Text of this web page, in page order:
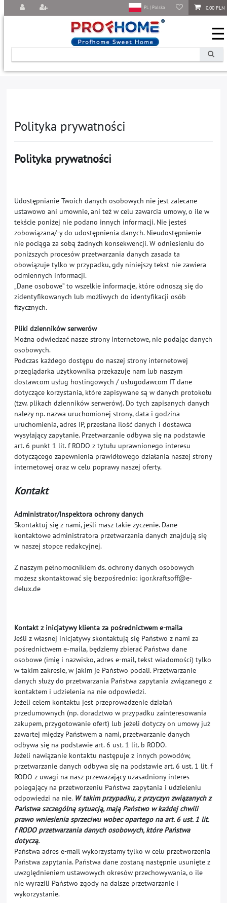
0,00 PLN
PL | Polska
☰
Polityka ­prywatności
Polityka prywatności
Udostępnianie Twoich danych osobowych nie jest zalecane
ustawowo ani umownie, ani też w celu zawarcia umowy, o ile w
tekście poniżej nie podano innych informacji. Nie jesteś
zobowiązana/-y do udostępnienia danych. Nieudostępnienie
nie pociąga za sobą żadnych konsekwencji. W odniesieniu do
poniższych procesów przetwarzania danych zasada ta
obowiązuje tylko w przypadku, gdy niniejszy tekst nie zawiera
odmiennych informacji.
„Dane osobowe” to wszelkie informacje, które odnoszą się do
zidentyfikowanych lub możliwych do identyfikacji osób
fizycznych.
Pliki dzienników serwerów
Można odwiedzać nasze strony internetowe, nie podając danych
osobowych.
Podczas każdego dostępu do naszej strony internetowej
przeglądarka użytkownika przekazuje nam lub naszym
dostawcom usług hostingowych / usługodawcom IT dane
dotyczące korzystania, które zapisywane są w danych protokołu
(tzw. plikach dzienników serwerów). Do tych zapisanych danych
należy np. nazwa uruchomionej strony, data i godzina
uruchomienia, adres IP, przesłana ilość danych i dostawca
wysyłający zapytanie. Przetwarzanie odbywa się na podstawie
art. 6 punkt 1 lit. f RODO z tytułu uprawnionego interesu
dotyczącego zapewnienia prawidłowego działania naszej strony
internetowej oraz w celu poprawy naszej oferty.
Kontakt
Administrator/Inspektora ochrony danych
Skontaktuj się z nami, jeśli masz takie życzenie. Dane
kontaktowe administratora przetwarzania danych znajdują się
w naszej stopce redakcyjnej.
Z naszym pełnomocnikiem ds. ochrony danych osobowych
możesz skontaktować się bezpośrednio: igor.kraftsoff@e-
delux.de
Kontakt z inicjatywy klienta za pośrednictwem e-maila
Jeśli z własnej inicjatywy skontaktują się Państwo z nami za
pośrednictwem e-maila, będziemy zbierać Państwa dane
osobowe (imię i nazwisko, adres e-mail, tekst wiadomości) tylko
w takim zakresie, w jakim je Państwo podali. Przetwarzanie
danych służy do przetwarzania Państwa zapytania związanego z
kontaktem i udzielenia na nie odpowiedzi.
Jeżeli celem kontaktu jest przeprowadzenie działań
przedumownych (np. doradztwo w przypadku zainteresowania
zakupem, przygotowanie ofert) lub jeżeli dotyczy on umowy już
zawartej między Państwem a nami, przetwarzanie danych
odbywa się na podstawie art. 6 ust. 1 lit. b RODO.
Jeżeli nawiązanie kontaktu następuje z innych powodów,
przetwarzanie danych odbywa się na podstawie art. 6 ust. 1 lit. f
RODO z uwagi na nasz przeważający uzasadniony interes
polegający na przetworzeniu Państwa zapytania i udzieleniu
odpowiedzi na nie. W takim przypadku, z przyczyn związanych z
Państwa szczególną sytuacją, mają Państwo w każdej chwili
prawo wniesienia sprzeciwu wobec opartego na art. 6 ust. 1 lit.
f RODO przetwarzania danych osobowych, które Państwa
dotyczą.
Państwa adres e-mail wykorzystamy tylko w celu przetworzenia
Państwa zapytania. Państwa dane zostaną następnie usunięte z
uwzględnieniem ustawowych okresów przechowywania, o ile
nie wyrazili Państwo zgody na dalsze przetwarzanie i
wykorzystanie.